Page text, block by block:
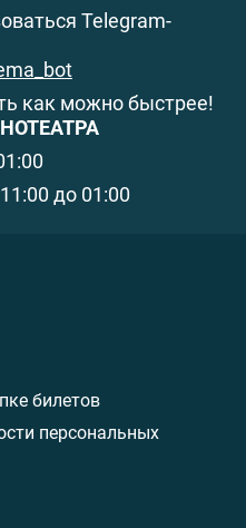
Telegram-
как можно быстрее!
до 01:00
билетов
персональных